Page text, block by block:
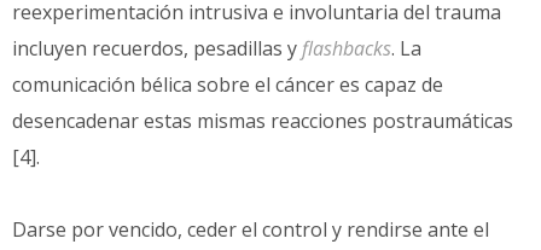
reexperimentación intrusiva e involuntaria del trauma
incluyen recuerdos, pesadillas y flashbacks. La
comunicación bélica sobre el cáncer es capaz de
desencadenar estas mismas reacciones postraumáticas
[4].
Darse por vencido, ceder el control y rendirse ante el